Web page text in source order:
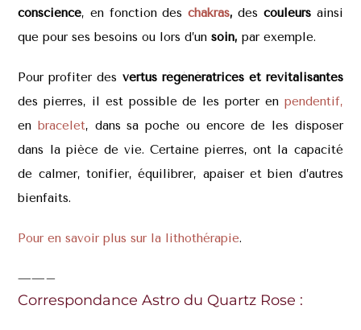
conscience, en fonction des chakras, des couleurs ainsi
que pour ses besoins ou lors d’un soin, par exemple.
Pour profiter des vertus régénératrices et revitalisantes
des pierres, il est possible de les porter en pendentif,
enbracelet, dans sa poche ou encore de les disposer
dans la pièce de vie. Certaine pierres, ont la capacité
de calmer, tonifier, équilibrer, apaiser et bien d’autres
bienfaits.
Pour en savoir plus sur la lithothérapie.
——–
Correspondance Astro du Quartz Rose :